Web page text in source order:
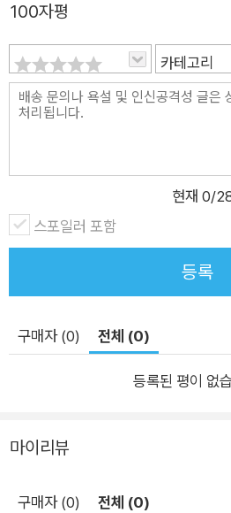
100자평
카테고리
현재 0/
스포일러 포함
등록
구매자 (0) 전체 (0)
등록된 평이 없
마이리뷰
구매자 (0) 전체 (0)